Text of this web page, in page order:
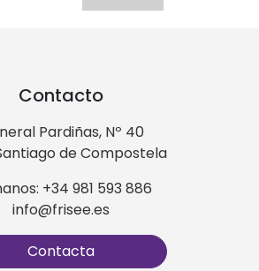
Contacto
Pardiñas, Nº 40
de Compostela
+34 981 593 886
info@frisee.es
Contacta